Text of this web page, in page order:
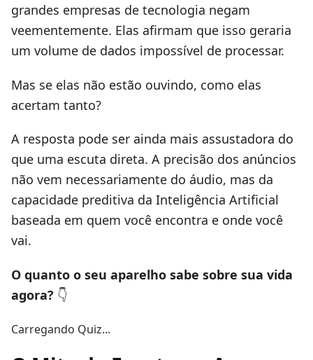
grandes empresas de tecnologia negam
veementemente. Elas afirmam que isso geraria
um volume de dados impossível de processar.
Mas se elas não estão ouvindo, como elas
acertam tanto?
A resposta pode ser ainda mais assustadora do
que uma escuta direta. A precisão dos anúncios
não vem necessariamente do áudio, mas da
capacidade preditiva da Inteligência Artificial
baseada em quem você encontra e onde você
vai.
O quanto o seu aparelho sabe sobre sua vida
agora? 👇
Carregando Quiz...